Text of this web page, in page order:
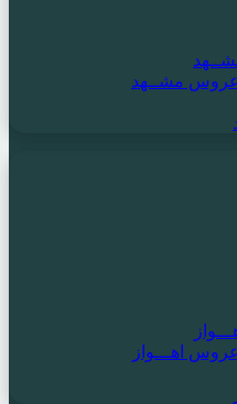
عروس مشــهد
اهـــواز